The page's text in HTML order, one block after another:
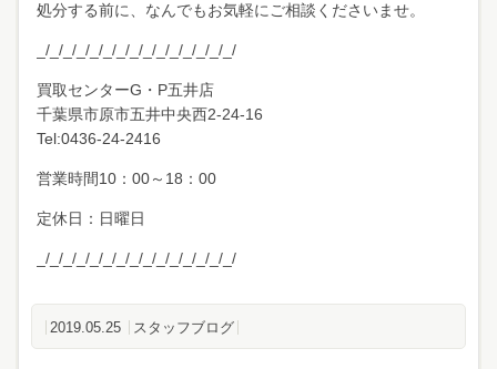
処分する前に、なんでもお気軽にご相談くださいませ。
_/_/_/_/_/_/_/_/_/_/_/_/_/_/_/
買取センターG・P五井店
千葉県市原市五井中央西2-24-16
Tel:0436-24-2416
営業時間10：00～18：00
定休日：日曜日
_/_/_/_/_/_/_/_/_/_/_/_/_/_/_/
2019.05.25 スタッフブログ